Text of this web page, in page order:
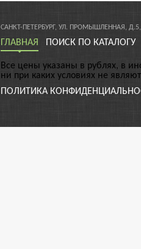
САНКТ-ПЕТЕРБУРГ, УЛ. ПРОМЫШЛЕННАЯ,
ГЛАВНАЯ ПОИСК ПО КАТАЛОГУ
Все цены указаны в рублях, в
ни при каких условиях не
ПОЛИТИКА